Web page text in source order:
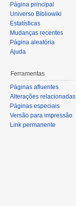
Página principal
Universo Bibliowiki
Estatísticas
Mudanças recentes
Página aleatória
Ajuda
Ferramentas
Páginas afluentes
Alterações relacionadas
Páginas especiais
Versão para impressão
Link permanente